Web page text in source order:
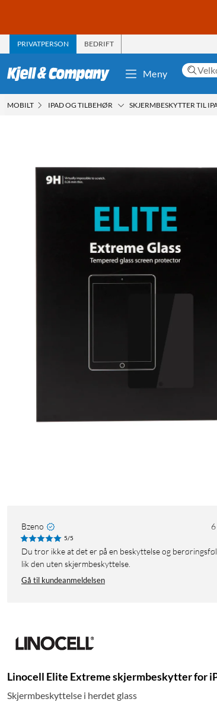
PRIVATPERSON BEDRIFT
Meny
MOBILT IPAD OG TILBEHØR SKJERMBESKYTTER TIL
Bzeno
5/5
Du tror ikke at det er på en beskyttelse og berøringsfølelsen er
lik den uten skjermbeskyttelse.
Gå til kundeanmeldelsen
Linocell Elite Extreme skjermbeskytter for
Skjermbeskyttelse i herdet glass